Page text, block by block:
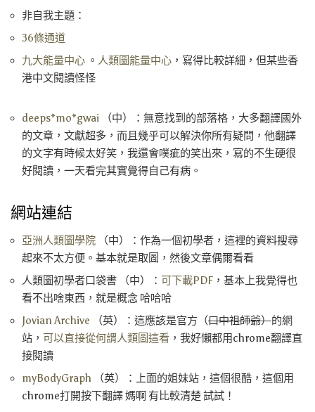
非自我主題：
36條通道
九大能量中心 。 人類圖能量中心 ，寫得比較詳細，但某些香
港中文閱讀怪怪
deeps*mo*gwai （中）：無意找到的部落格，大多翻譯國外
的文章，文獻超多，而且幾乎可以解決你所有疑問，他翻譯
的文字有時候太好笑，我還會噗疵的笑出來，寫的不生硬很
好閱讀，一天看完其實覺得自己有病。
網站連結
亞洲人類圖學院 （中）：作為一個初學者，這裡的資料搜尋
起來不太方便。基本就是取圖，然後文章偶爾看看
人類圖初學者口袋書 （中）： 可下載PDF ，基本上我覺得也
看不出啥東西，就是概念 哈哈哈
Jovian Archive
（英）：這應該是官方（口中祖師爺）的網
站， 可以直接從何謂人類圖這看 ，我好懶都用chrome翻譯直
接閱讀
myBodyGraph （英）：上面的姐妹站，這個很酷， 這個用
chrome打開按下翻譯媽啊有比較清楚試試 ！